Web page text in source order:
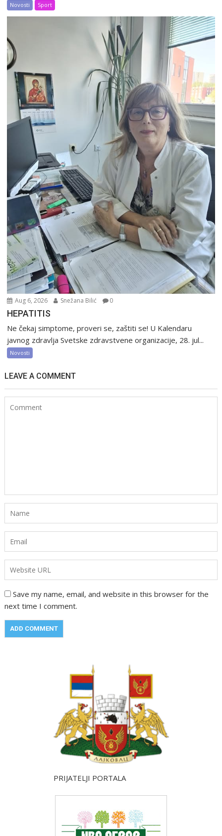
Novosti Sport
Aug 6, 2026 Snežana Bilić 0
HEPATITIS
Ne čekaj simptome, proveri se, zaštiti se! U Kalendaru
javnog zdravlja Svetske zdravstvene organizacije, 28. jul...
Novosti
LEAVE A COMMENT
Save my name, email, and website in this browser for the
next time I comment.
PRIJATELJI PORTALA